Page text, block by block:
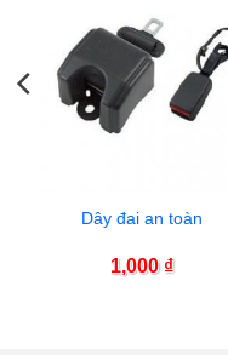
Dây đai an toàn
1,000 ₫